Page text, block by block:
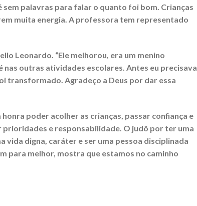
palavras para falar o quanto foi bom. Crianças
muita energia. A professora tem representado
Leonardo. “Ele melhorou, era um menino
outras atividades escolares. Antes eu precisava
transformado. Agradeço a Deus por dar essa
poder acolher as crianças, passar confiança e
e responsabilidade. O judô por ter uma
digna, caráter e ser uma pessoa disciplinada
para melhor, mostra que estamos no caminho